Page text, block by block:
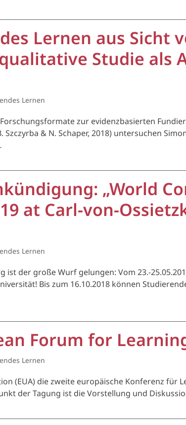
Lernen aus Sicht
Studie als
Lernen
zur evidenzbasierten
& N. Schaper, 2018) untersuchen
„World
at Carl-von-
Lernen
der große Wurf gelungen: Vom 23.-
Bis zum 16.10.2018 können
Forum for
Lernen
(EUA) die zweite europäische Konferenz für
der Tagung ist die Vorstellung und